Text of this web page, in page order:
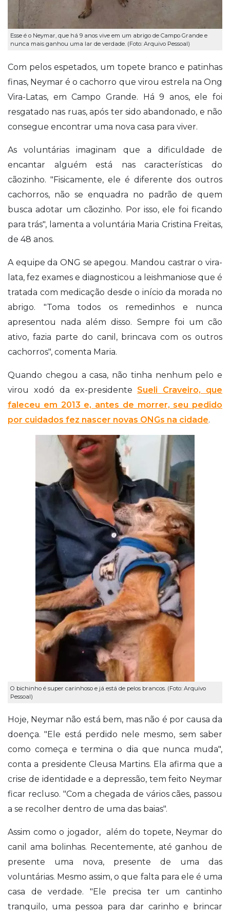
Esse é o Neymar, que há 9 anos vive em um abrigo de Campo Grande e
nunca mais ganhou uma lar de verdade. (Foto: Arquivo Pessoal)
Com pelos espetados, um topete branco e patinhas
finas, Neymar é o cachorro que virou estrela na Ong
Vira-Latas, em Campo Grande. Há 9 anos, ele foi
resgatado nas ruas, após ter sido abandonado, e não
consegue encontrar uma nova casa para viver.
As voluntárias imaginam que a dificuldade de
encantar alguém está nas características do
cãozinho. "Fisicamente, ele é diferente dos outros
cachorros, não se enquadra no padrão de quem
busca adotar um cãozinho. Por isso, ele foi ficando
para trás", lamenta a voluntária Maria Cristina Freitas,
de 48 anos.
A equipe da ONG se apegou. Mandou castrar o vira-
lata, fez exames e diagnosticou a leishmaniose que é
tratada com medicação desde o início da morada no
abrigo. "Toma todos os remedinhos e nunca
apresentou nada além disso. Sempre foi um cão
ativo, fazia parte do canil, brincava com os outros
cachorros", comenta Maria.
Quando chegou a casa, não tinha nenhum pelo e
virou xodó da ex-presidente Sueli Craveiro, que
faleceu em 2013 e, antes de morrer, seu pedido
por cuidados fez nascer novas ONGs na cidade.
O bichinho é super carinhoso e já está de pelos brancos. (Foto: Arquivo
Pessoal)
Hoje, Neymar não está bem, mas não é por causa da
doença. "Ele está perdido nele mesmo, sem saber
como começa e termina o dia que nunca muda",
conta a presidente Cleusa Martins. Ela afirma que a
crise de identidade e a depressão, tem feito Neymar
ficar recluso. "Com a chegada de vários cães, passou
a se recolher dentro de uma das baias".
Assim como o jogador, além do topete, Neymar do
canil ama bolinhas. Recentemente, até ganhou de
presente uma nova, presente de uma das
voluntárias. Mesmo assim, o que falta para ele é uma
casa de verdade. "Ele precisa ter um cantinho
tranquilo, uma pessoa para dar carinho e brincar